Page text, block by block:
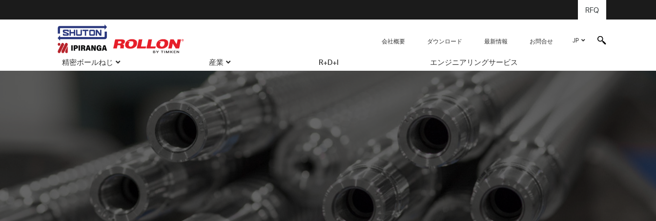
RFQ
JP
会社概要 ダウンロード 最新情報 お問合せ
精密ボールねじ 産業 R+D+I エンジニアリングサービス